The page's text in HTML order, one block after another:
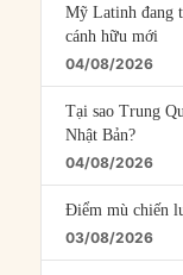
Mỹ Latinh đang
cánh hữu mới
04/08/2026
Tại sao Trung
Nhật Bản?
04/08/2026
Điểm mù chiến
03/08/2026